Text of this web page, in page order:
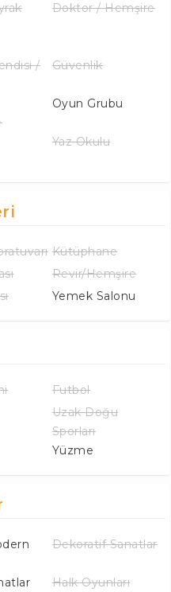
Doktor / Hemşire
/
Güvenlik
Oyun Grubu
Yaz Okulu
Kütüphane
Revir/Hemşire
Yemek Salonu
Futbol
Uzak Doğu
Sporları
Yüzme
Dekoratif Sanatlar
Halk Oyunları